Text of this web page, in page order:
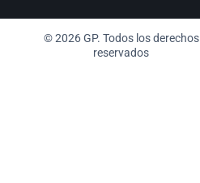
© 2026 GP. Todos los derechos
reservados